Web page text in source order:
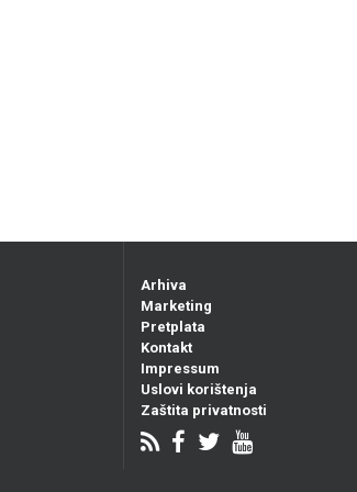
Arhiva
Marketing
Pretplata
Kontakt
Impressum
Uslovi korištenja
Zaštita privatnosti